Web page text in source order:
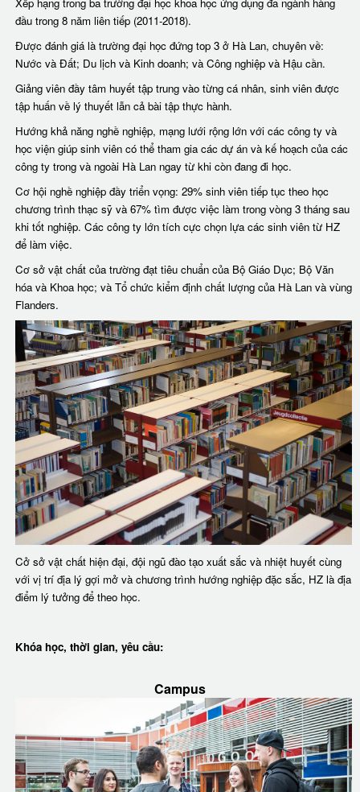
đầu trong 8 năm liên tiếp (2011-2018).
Được đánh giá là trường đại học đứng top 3 ở Hà Lan, chuyên về:
Nước và Đất; Du lịch và Kinh doanh; và Công nghiệp và Hậu cần.
Giảng viên đầy tâm huyết tập trung vào từng cá nhân, sinh viên được
tập huấn về lý thuyết lẫn cả bài tập thực hành.
Hướng khả năng nghề nghiệp, mạng lưới rộng lớn với các công ty và
học viện giúp sinh viên có thể tham gia các dự án và kế hoạch của các
công ty trong và ngoài Hà Lan ngay từ khi còn đang đi học.
Cơ hội nghề nghiệp đầy triển vọng: 29% sinh viên tiếp tục theo học
chương trình thạc sỹ và 67% tìm được việc làm trong vòng 3 tháng sau
khi tốt nghiệp. Các công ty lớn tích cực chọn lựa các sinh viên từ HZ
để làm việc.
Cơ sở vật chất của trường đạt tiêu chuẩn của Bộ Giáo Dục; Bộ Văn
hóa và Khoa học; và Tổ chức kiểm định chất lượng của Hà Lan và vùng
Flanders.
Cở sở vật chất hiện đại, đội ngũ đào tạo xuất sắc và nhiệt huyết cùng
với vị trí địa lý gợi mở và chương trình hướng nghiệp đặc sắc, HZ là địa
điểm lý tưởng để theo học.
Khóa học, thời gian, yêu cầu:
Campus